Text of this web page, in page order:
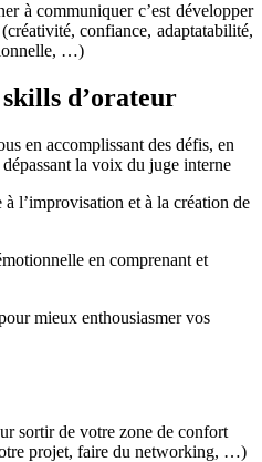
à communiquer c’est développer
confiance, adaptatabilité,
…)
d’orateur
en accomplissant des défis, en
la voix du juge interne
l’improvisation et à la création de
en comprenant et
mieux enthousiasmer vos
sortir de votre zone de confort
projet, faire du networking, …)